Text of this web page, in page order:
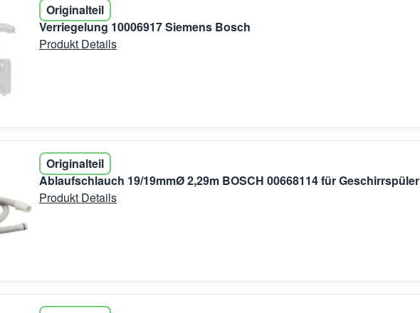
Originalteil
Verriegelung 10006917 Siemens Bosch
Produkt Details
Originalteil
Ablaufschlauch 19/19mmØ 2,29m BOSCH 00668114 für Geschirrspüler
Produkt Details